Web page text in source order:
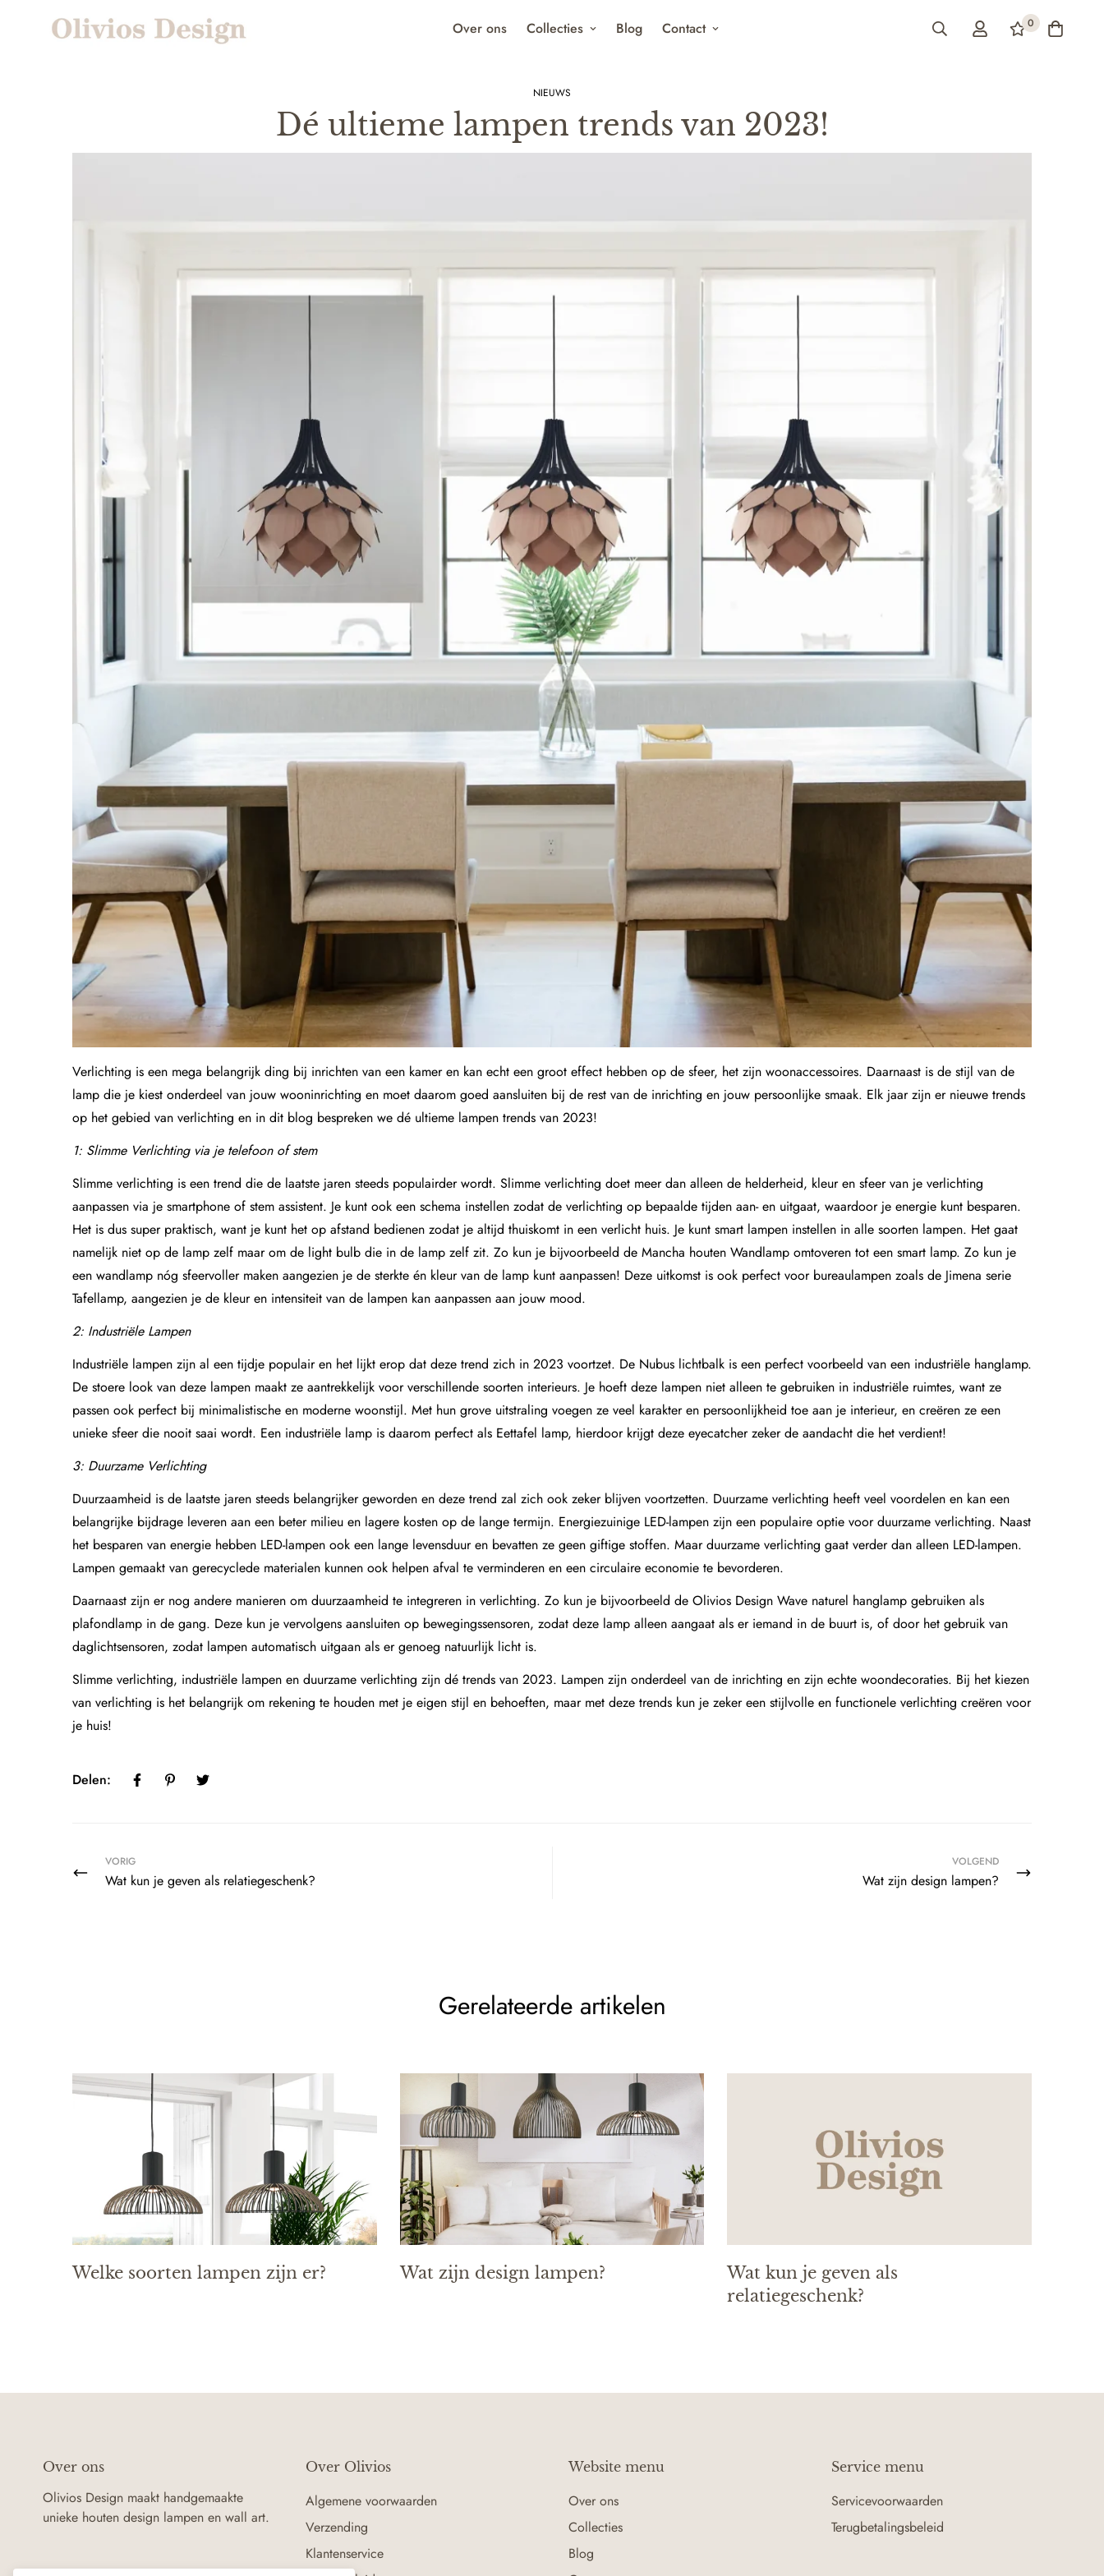
Over ons Collecties Blog Contact 0
NIEUWS
Dé ultieme lampen trends van 2023!
Verlichting is een mega belangrijk ding bij inrichten van een kamer en kan echt een groot effect hebben op de sfeer, het zijn woonaccessoires. Daarnaast is de stijl van de
lamp die je kiest onderdeel van jouw wooninrichting en moet daarom goed aansluiten bij de rest van de inrichting en jouw persoonlijke smaak. Elk jaar zijn er nieuwe trends
op het gebied van verlichting en in dit blog bespreken we dé ultieme lampen trends van 2023!
1: Slimme Verlichting via je telefoon of stem
Slimme verlichting is een trend die de laatste jaren steeds populairder wordt. Slimme verlichting doet meer dan alleen de helderheid, kleur en sfeer van je verlichting
aanpassen via je smartphone of stem assistent. Je kunt ook een schema instellen zodat de verlichting op bepaalde tijden aan- en uitgaat, waardoor je energie kunt besparen.
Het is dus super praktisch, want je kunt het op afstand bedienen zodat je altijd thuiskomt in een verlicht huis. Je kunt smart lampen instellen in alle soorten lampen. Het gaat
namelijk niet op de lamp zelf maar om de light bulb die in de lamp zelf zit. Zo kun je bijvoorbeeld de Mancha houten Wandlamp omtoveren tot een smart lamp. Zo kun je
een wandlamp nóg sfeervoller maken aangezien je de sterkte én kleur van de lamp kunt aanpassen! Deze uitkomst is ook perfect voor bureaulampen zoals de Jimena serie
Tafellamp, aangezien je de kleur en intensiteit van de lampen kan aanpassen aan jouw mood.
2: Industriële Lampen
Industriële lampen zijn al een tijdje populair en het lijkt erop dat deze trend zich in 2023 voortzet. De Nubus lichtbalk is een perfect voorbeeld van een industriële hanglamp.
De stoere look van deze lampen maakt ze aantrekkelijk voor verschillende soorten interieurs. Je hoeft deze lampen niet alleen te gebruiken in industriële ruimtes, want ze
passen ook perfect bij minimalistische en moderne woonstijl. Met hun grove uitstraling voegen ze veel karakter en persoonlijkheid toe aan je interieur, en creëren ze een
unieke sfeer die nooit saai wordt. Een industriële lamp is daarom perfect als Eettafel lamp, hierdoor krijgt deze eyecatcher zeker de aandacht die het verdient!
3: Duurzame Verlichting
Duurzaamheid is de laatste jaren steeds belangrijker geworden en deze trend zal zich ook zeker blijven voortzetten. Duurzame verlichting heeft veel voordelen en kan een
belangrijke bijdrage leveren aan een beter milieu en lagere kosten op de lange termijn. Energiezuinige LED-lampen zijn een populaire optie voor duurzame verlichting. Naast
het besparen van energie hebben LED-lampen ook een lange levensduur en bevatten ze geen giftige stoffen. Maar duurzame verlichting gaat verder dan alleen LED-lampen.
Lampen gemaakt van gerecyclede materialen kunnen ook helpen afval te verminderen en een circulaire economie te bevorderen.
Daarnaast zijn er nog andere manieren om duurzaamheid te integreren in verlichting. Zo kun je bijvoorbeeld de Olivios Design Wave naturel hanglamp gebruiken als
plafondlamp in de gang. Deze kun je vervolgens aansluiten op bewegingssensoren, zodat deze lamp alleen aangaat als er iemand in de buurt is, of door het gebruik van
daglichtsensoren, zodat lampen automatisch uitgaan als er genoeg natuurlijk licht is.
Slimme verlichting, industriële lampen en duurzame verlichting zijn dé trends van 2023. Lampen zijn onderdeel van de inrichting en zijn echte woondecoraties. Bij het kiezen
van verlichting is het belangrijk om rekening te houden met je eigen stijl en behoeften, maar met deze trends kun je zeker een stijlvolle en functionele verlichting creëren voor
je huis!
Delen:
VORIG
Wat kun je geven als relatiegeschenk?
VOLGEND
Wat zijn design lampen?
Gerelateerde artikelen
Welke soorten lampen zijn er? Wat zijn design lampen?
Wat kun je geven als
relatiegeschenk?
Over ons
Olivios Design maakt handgemaakte
unieke houten design lampen en wall art.
Over Olivios
Algemene voorwaarden
Verzending
Klantenservice
Website menu
Over ons
Collecties
Blog
Service menu
Servicevoorwaarden
Terugbetalingsbeleid